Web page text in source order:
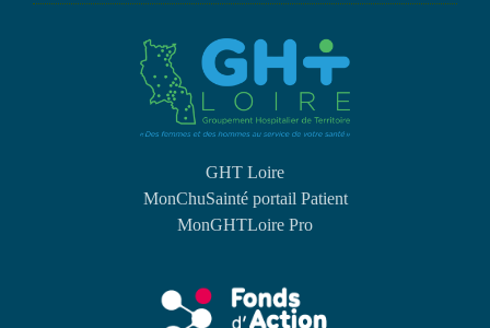
GHT Loire
MonChuSainté portail Patient
MonGHTLoire Pro